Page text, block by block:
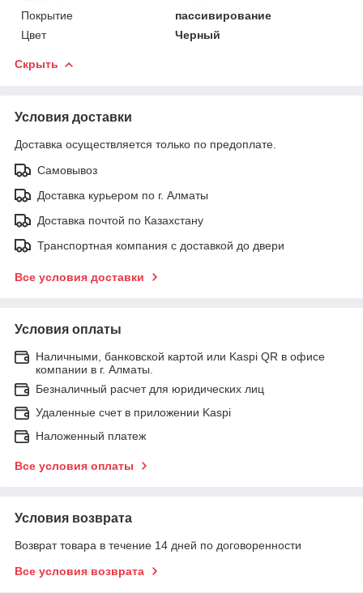
Покрытие
пассивирование
Цвет
Черный
Скрыть
Условия доставки
Доставка осуществляется только по предоплате.
Самовывоз
Доставка курьером по г. Алматы
Доставка почтой по Казахстану
Транспортная компания с доставкой до двери
Все условия доставки
Условия оплаты
Наличными, банковской картой или Kaspi QR в офисе
компании в г. Алматы.
Безналичный расчет для юридических лиц
Удаленные счет в приложении Kaspi
Наложенный платеж
Все условия оплаты
Условия возврата
Возврат товара в течение 14 дней по договоренности
Все условия возврата